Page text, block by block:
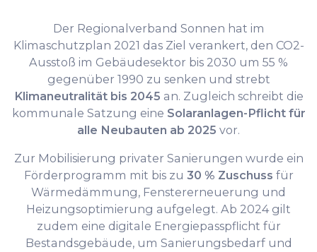
Der Regionalverband Sonnen hat im
Klimaschutzplan 2021 das Ziel verankert, den CO2-
Ausstoß im Gebäudesektor bis 2030 um 55 %
gegenüber 1990 zu senken und strebt
Klimaneutralität bis 2045 an. Zugleich schreibt die
kommunale Satzung eine Solaranlagen-Pflicht für
alle Neubauten ab 2025 vor.
Zur Mobilisierung privater Sanierungen wurde ein
Förderprogramm mit bis zu 30 % Zuschuss für
Wärmedämmung, Fenstererneuerung und
Heizungsoptimierung aufgelegt. Ab 2024 gilt
zudem eine digitale Energiepasspflicht für
Bestandsgebäude, um Sanierungsbedarf und